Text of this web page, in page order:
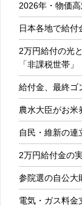
2026年・物価
日本各地で給付
2万円給付の光
「非課税世帯」
給付金、最終ゴ
農水大臣がお米
自民・維新の
2万円給付金の
参院選の自公大
電気・ガス料金